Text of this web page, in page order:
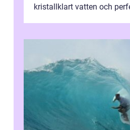
kristallklart vatten och